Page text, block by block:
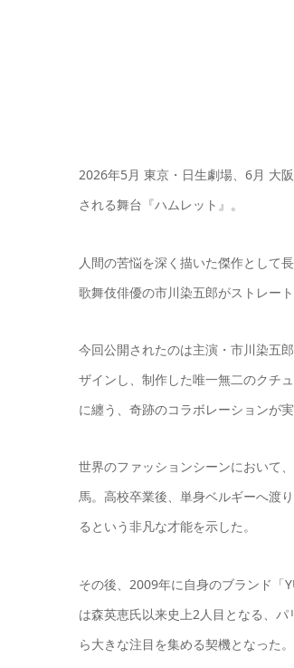
2026年5月 東京・日生劇場、6月 大
される舞台『ハムレット』。
人間の苦悩を深く描いた傑作として
歌舞伎俳優の市川染五郎がストレー
今回公開されたのは主演・市川染五
ザインし、制作した唯一無二のクチ
に纏う、奇跡のコラボレーションが実
世界のファッションシーンにおいて
馬。高校卒業後、単身ベルギーへ渡
るという非凡な才能を示した。
その後、2009年に自身のブランド「
は森英恵氏以来史上2人目となる、
ら大きな注目を集める契機となった。